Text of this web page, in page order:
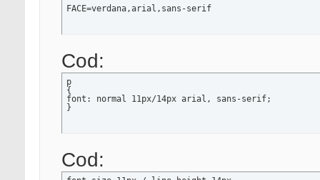
FACE=verdana,arial,sans-serif
Cod:
p
{
font: normal 11px/14px arial, sans-serif;
}
Cod: